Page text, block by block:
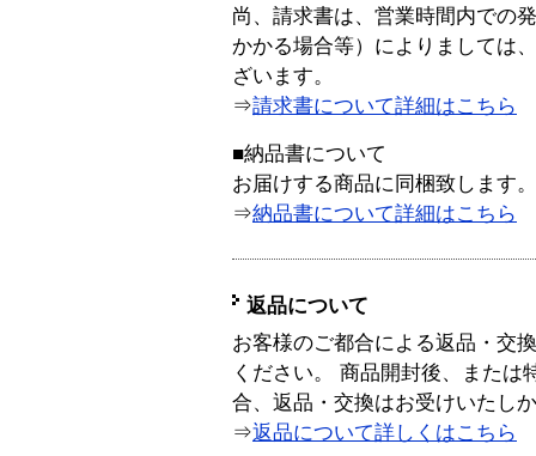
尚、請求書は、営業時間内での
かかる場合等）によりましては
ざいます。
⇒請求書について詳細はこちら
■納品書について
お届けする商品に同梱致します。
⇒納品書について詳細はこちら
返品について
お客様のご都合による返品・交
ください。 商品開封後、または
合、返品・交換はお受けいたし
⇒返品について詳しくはこちら